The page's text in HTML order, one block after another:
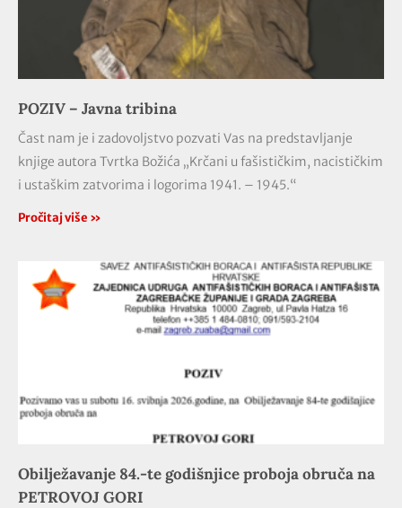
POZIV – Javna tribina
Čast nam je i zadovoljstvo pozvati Vas na predstavljanje
knjige autora Tvrtka Božića „Krčani u fašističkim, nacističkim
i ustaškim zatvorima i logorima 1941. – 1945.“
Pročitaj više »
Obilježavanje 84.-te godišnjice proboja obruča na
PETROVOJ GORI